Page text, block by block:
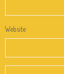
Website